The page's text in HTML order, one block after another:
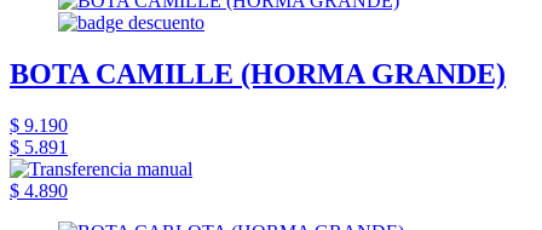
BOTA CAMILLE (HORMA GRANDE)
$ 9.190
$ 5.891
$ 4.890